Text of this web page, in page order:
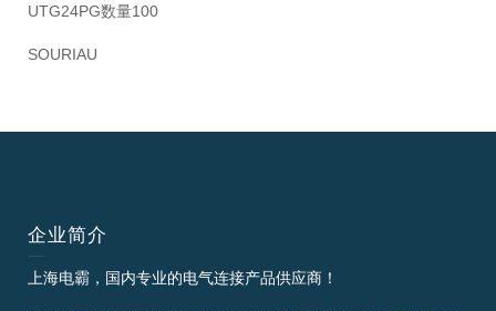
UTG24PG数量100
SOURIAU
企业简介
上海电霸，国内专业的电气连接产品供应商！